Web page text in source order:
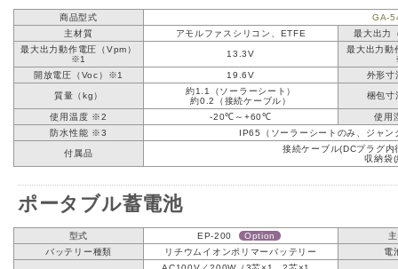
商品型式
GA-
主材質
アモルファスシリコン、ETFE
最大出力
最大出力動作電圧（Vpm）
※1
13.3V
最大出力動
開放電圧（Voc）※1
19.6V 外形寸
質量（kg）
約1.1（ソーラーシート）
約0.2（接続ケーブル）
梱包寸
使用温度 ※2 -20℃～+60℃
使用
防水性能 ※3
IP65（ソーラーシートのみ、ジャ
付属品
接続ケーブル(DCプラグ
収納袋
ポータブル蓄電池
型式 EP-200 Option
バッテリー種類
リチウムイオンポリマーバッテリー 電